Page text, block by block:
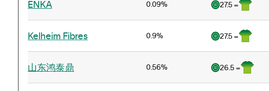
ENKA 0.09% 27.5 =
Kelheim Fibres 0.9% 27.5 =
山东鸿泰鼎 0.56% 26.5 =